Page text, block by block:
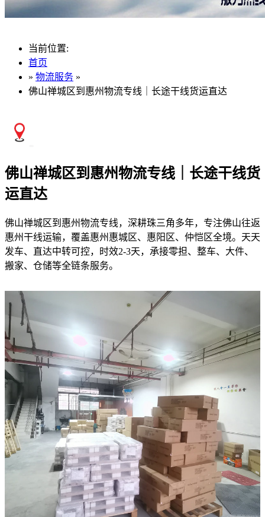
当前位置:
首页
» 物流服务 »
佛山禅城区到惠州物流专线｜长途干线货运直达
佛山禅城区到惠州物流专线｜长途干线货
运直达
佛山禅城区到惠州物流专线，深耕珠三角多年，专注佛山往返
惠州干线运输，覆盖惠州惠城区、惠阳区、仲恺区全境。天天
发车、直达中转可控，时效2-3天，承接零担、整车、大件、
搬家、仓储等全链条服务。